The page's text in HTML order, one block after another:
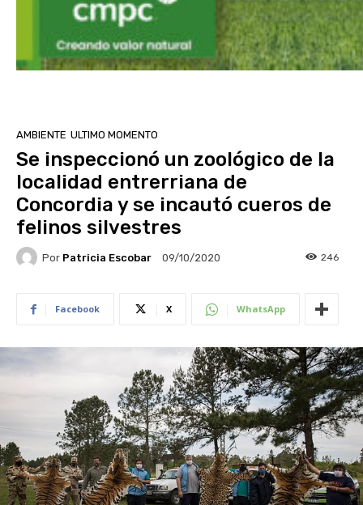
AMBIENTE ULTIMO MOMENTO
Se inspeccionó un zoológico de la
localidad entrerriana de
Concordia y se incautó cueros de
felinos silvestres
Por Patricia Escobar 09/10/2020 246
Facebook X WhatsApp